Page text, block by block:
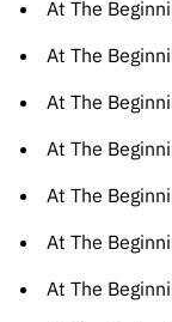
At The
At The
At The
At The
At The
At The
At The